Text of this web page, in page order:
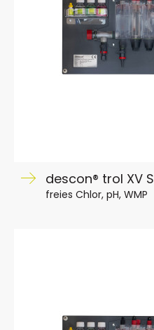
descon® trol XV S
freies Chlor, pH, WMP